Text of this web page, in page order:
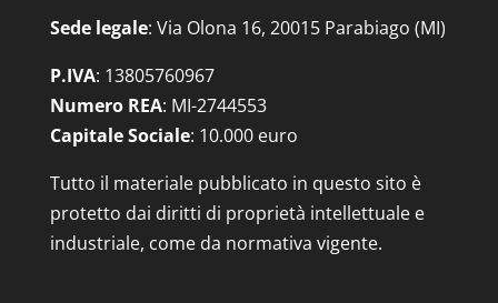
Sede legale: Via Olona 16, 20015 Parabiago (MI)
P.IVA: 13805760967
Numero REA: MI-2744553
Capitale Sociale: 10.000 euro
Tutto il materiale pubblicato in questo sito è
protetto dai diritti di proprietà intellettuale e
industriale, come da normativa vigente.